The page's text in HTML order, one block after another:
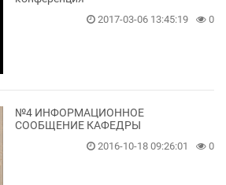
2017-03-06 13:45:19 0
№4 ИНФОРМАЦИОННОЕ
СООБЩЕНИЕ КАФЕДРЫ
2016-10-18 09:26:01 0